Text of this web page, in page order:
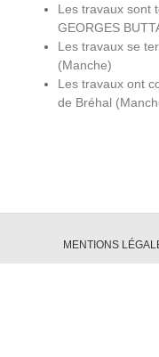
Les travaux sont
GEORGES
Les travaux se
(Manche)
Les travaux ont
de Bréhal
MENTIONS